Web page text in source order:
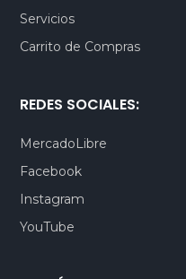
Servicios
Carrito de Compras
REDES SOCIALES:
MercadoLibre
Facebook
Instagram
YouTube